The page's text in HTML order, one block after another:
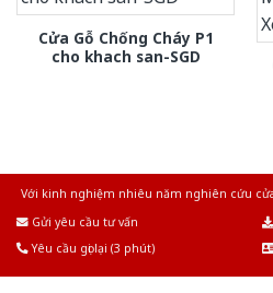
Cửa Gỗ Chống Cháy P1
cho khach san-SGD
Với kinh nghiệm nhiêu năm nghiên cứu
Gửi yêu cầu tư vấn
Yêu cầu gọi lại (3 phút)